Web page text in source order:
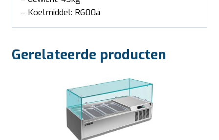
– Koelmiddel: R600a
Gerelateerde producten